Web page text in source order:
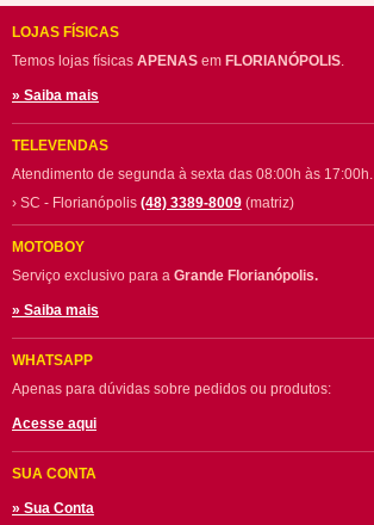
LOJAS FÍSICAS
Temos lojas físicas APENAS em FLORIANÓPOLIS.
» Saiba mais
TELEVENDAS
Atendimento de segunda à sexta das 08:00h às 17:00h.
› SC - Florianópolis (48) 3389-8009 (matriz)
MOTOBOY
Serviço exclusivo para a Grande Florianópolis.
» Saiba mais
WHATSAPP
Apenas para dúvidas sobre pedidos ou produtos:
Acesse aqui
SUA CONTA
» Sua Conta